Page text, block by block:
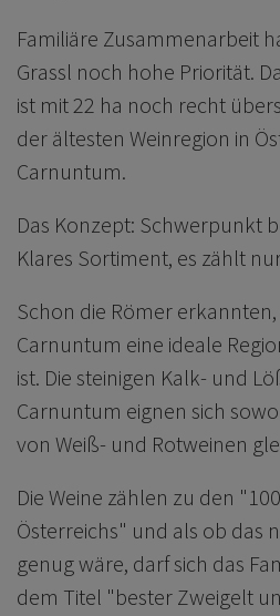
Familiäre Zusammenarbeit
Grassl noch hohe Priorität.
ist mit 22 ha noch recht
der ältesten Weinregion in
Carnuntum.
Das Konzept: Schwerpunkt
Klares Sortiment, es zählt
Schon die Römer erkannten,
Carnuntum eine ideale
ist. Die steinigen Kalk- und
Carnuntum eignen sich
von Weiß- und Rotweinen
Die Weine zählen zu den
Österreichs" und als ob das
genug wäre, darf sich das
dem Titel "bester Zweigelt